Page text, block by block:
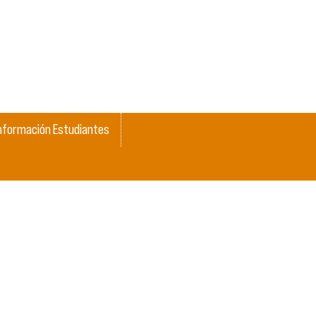
Estudiantes